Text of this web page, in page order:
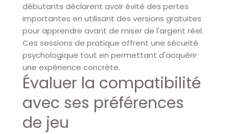
débutants déclarent avoir évité des pertes
importantes en utilisant des versions gratuites
pour apprendre avant de miser de l'argent réel.
Ces sessions de pratique offrent une sécurité
psychologique tout en permettant d'acquérir
une expérience concrète.
Évaluer la compatibilité
avec ses préférences
de jeu